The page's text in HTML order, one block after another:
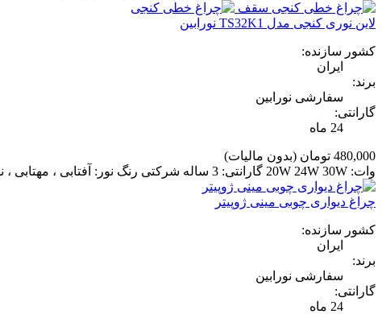
لاین نوری کنجی مدل TS32K1 نورابین
کشور سازنده:
ایران
برند:
سفارشی نورابین
گارانتی:
24 ماه
480,000 تومان
(بدون مالیات)
وات: 20W 24W 30W گارانتی: 3 ساله شرکتی رنگ نور: آفتابی ، مهتابی ، نچرال جنس بدنه: پروفیل آلومینیوم ولتاژ: 12V برای مشاوره رایگان نورپردازی با ما تماس بگیرید.
چراغ دیواری چوبی مینی ژوپیتر
کشور سازنده:
ایران
برند:
سفارشی نورابین
گارانتی:
24 ماه